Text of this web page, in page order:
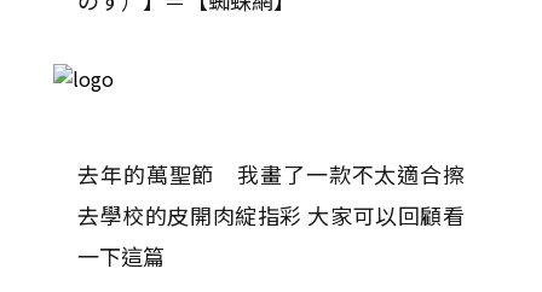
去年的萬聖節 我畫了一款不太適合擦
去學校的皮開肉綻指彩 大家可以回顧看
一下這篇